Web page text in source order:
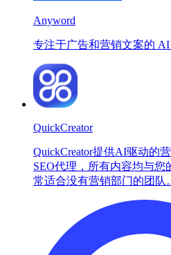
Anyword
专注于广告和营销文案的 AI
QuickCreator
QuickCreator提供AI驱动的
SEO代理，所有内容均与
常适合没有营销部门的团队。